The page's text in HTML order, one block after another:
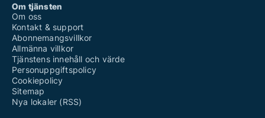
Om tjänsten
Om oss
Kontakt & support
Abonnemangsvillkor
Allmänna villkor
Tjänstens innehåll och värde
Personuppgiftspolicy
Cookiepolicy
Sitemap
Nya lokaler (RSS)